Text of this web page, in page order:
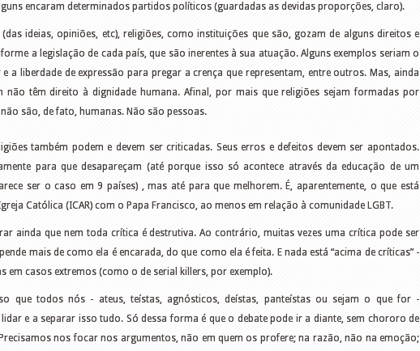
encaram determinados partidos políticos (guardadas as devidas proporções, claro).
(das ideias, opiniões, etc), religiões, como instituições que são, gozam de alguns direitos e
a legislação de cada país, que são inerentes à sua atuação. Alguns exemplos seriam o
a liberdade de expressão para pregar a crença que representam, entre outros. Mas, ainda
não têm direito à dignidade humana. Afinal, por mais que religiões sejam formadas por
são, de fato, humanas. Não são pessoas.
também podem e devem ser criticadas. Seus erros e defeitos devem ser apontados.
para que desapareçam (até porque isso só acontece através da educação de um
ser o caso em 9 países) , mas até para que melhorem. É, aparentemente, o que está
Católica (ICAR) com o Papa Francisco, ao menos em relação à comunidade LGBT.
ainda que nem toda crítica é destrutiva. Ao contrário, muitas vezes uma crítica pode ser
mais de como ela é encarada, do que como ela é feita. E nada está “acima de críticas” -
em casos extremos (como o de serial killers, por exemplo).
que todos nós - ateus, teístas, agnósticos, deístas, panteístas ou sejam o que for -
e a separar isso tudo. Só dessa forma é que o debate pode ir a diante, sem chororo de
nos focar nos argumentos, não em quem os profere; na razão, não na emoção;